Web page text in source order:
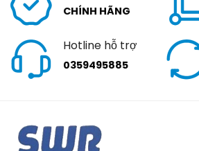
CHÍNH HÃNG
Hotline hỗ trợ
0359495885